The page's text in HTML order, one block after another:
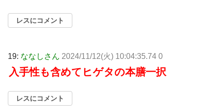
レスにコメント
19: ななしさん 2024/11/12(火) 10:04:35.74 0
入手性も含めてヒゲタの本膳一択
レスにコメント